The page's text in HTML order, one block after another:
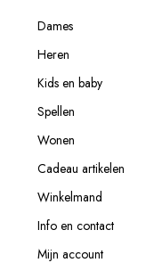
Dames
Heren
Kids en baby
Spellen
Wonen
Cadeau artikelen
Winkelmand
Info en contact
Mijn account